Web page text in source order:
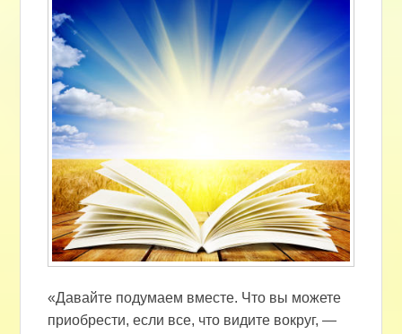
«Давайте подумаем вместе. Что вы можете
приобрести, если все, что видите вокруг, —